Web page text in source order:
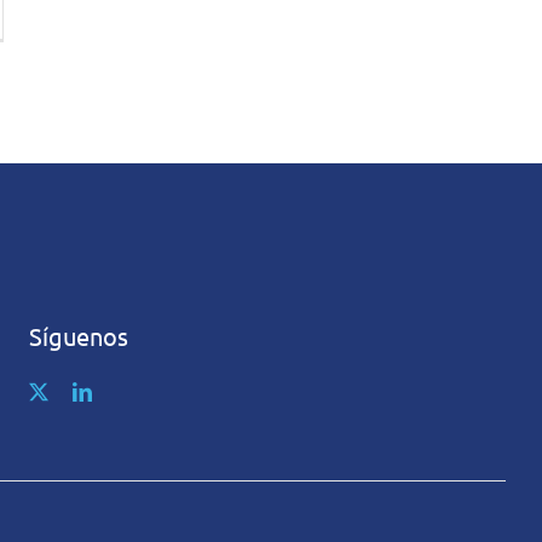
Síguenos